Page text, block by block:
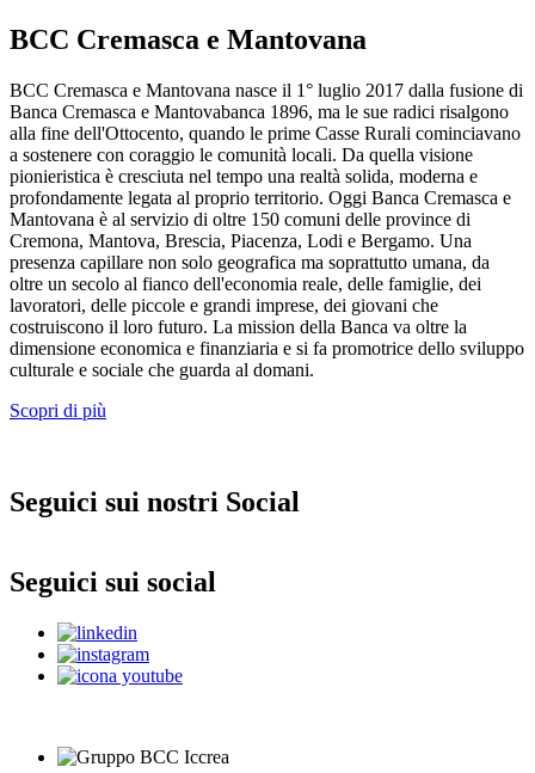
BCC Cremasca e Mantovana
BCC Cremasca e Mantovana nasce il 1° luglio 2017 dalla fusione di
Banca Cremasca e Mantovabanca 1896, ma le sue radici risalgono
alla fine dell'Ottocento, quando le prime Casse Rurali cominciavano
a sostenere con coraggio le comunità locali. Da quella visione
pionieristica è cresciuta nel tempo una realtà solida, moderna e
profondamente legata al proprio territorio. Oggi Banca Cremasca e
Mantovana è al servizio di oltre 150 comuni delle province di
Cremona, Mantova, Brescia, Piacenza, Lodi e Bergamo. Una
presenza capillare non solo geografica ma soprattutto umana, da
oltre un secolo al fianco dell'economia reale, delle famiglie, dei
lavoratori, delle piccole e grandi imprese, dei giovani che
costruiscono il loro futuro. La mission della Banca va oltre la
dimensione economica e finanziaria e si fa promotrice dello sviluppo
culturale e sociale che guarda al domani.
Scopri di più
Seguici sui nostri Social
Seguici sui social